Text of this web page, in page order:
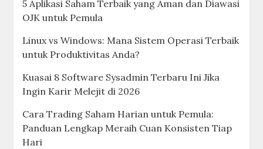
5 Aplikasi Saham Terbaik yang Aman dan Diawasi
OJK untuk Pemula
Linux vs Windows: Mana Sistem Operasi Terbaik
untuk Produktivitas Anda?
Kuasai 8 Software Sysadmin Terbaru Ini Jika
Ingin Karir Melejit di 2026
Cara Trading Saham Harian untuk Pemula:
Panduan Lengkap Meraih Cuan Konsisten Tiap
Hari